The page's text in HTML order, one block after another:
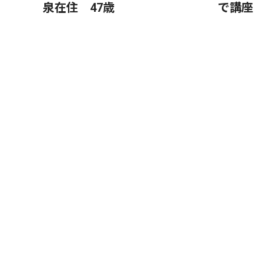
泉在住 47歳
で講座